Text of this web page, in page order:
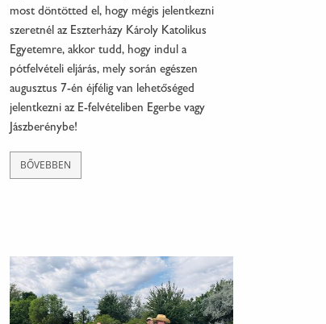
most döntötted el, hogy mégis jelentkezni
szeretnél az Eszterházy Károly Katolikus
Egyetemre, akkor tudd, hogy indul a
pótfelvételi eljárás, mely során egészen
augusztus 7-én éjfélig van lehetőséged
jelentkezni az E-felvételiben Egerbe vagy
Jászberénybe!
BŐVEBBEN